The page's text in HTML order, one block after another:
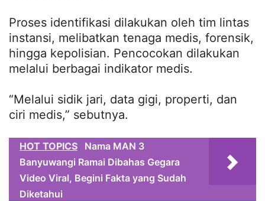
Proses identifikasi dilakukan oleh tim lintas
instansi, melibatkan tenaga medis, forensik,
hingga kepolisian. Pencocokan dilakukan
melalui berbagai indikator medis.
“Melalui sidik jari, data gigi, properti, dan
ciri medis,” sebutnya.
HOT TOPICS
Nama MAN 3
Banyuwangi Ramai Dibahas Gegara
Video Viral, Begini Fakta yang Sudah
Diketahui